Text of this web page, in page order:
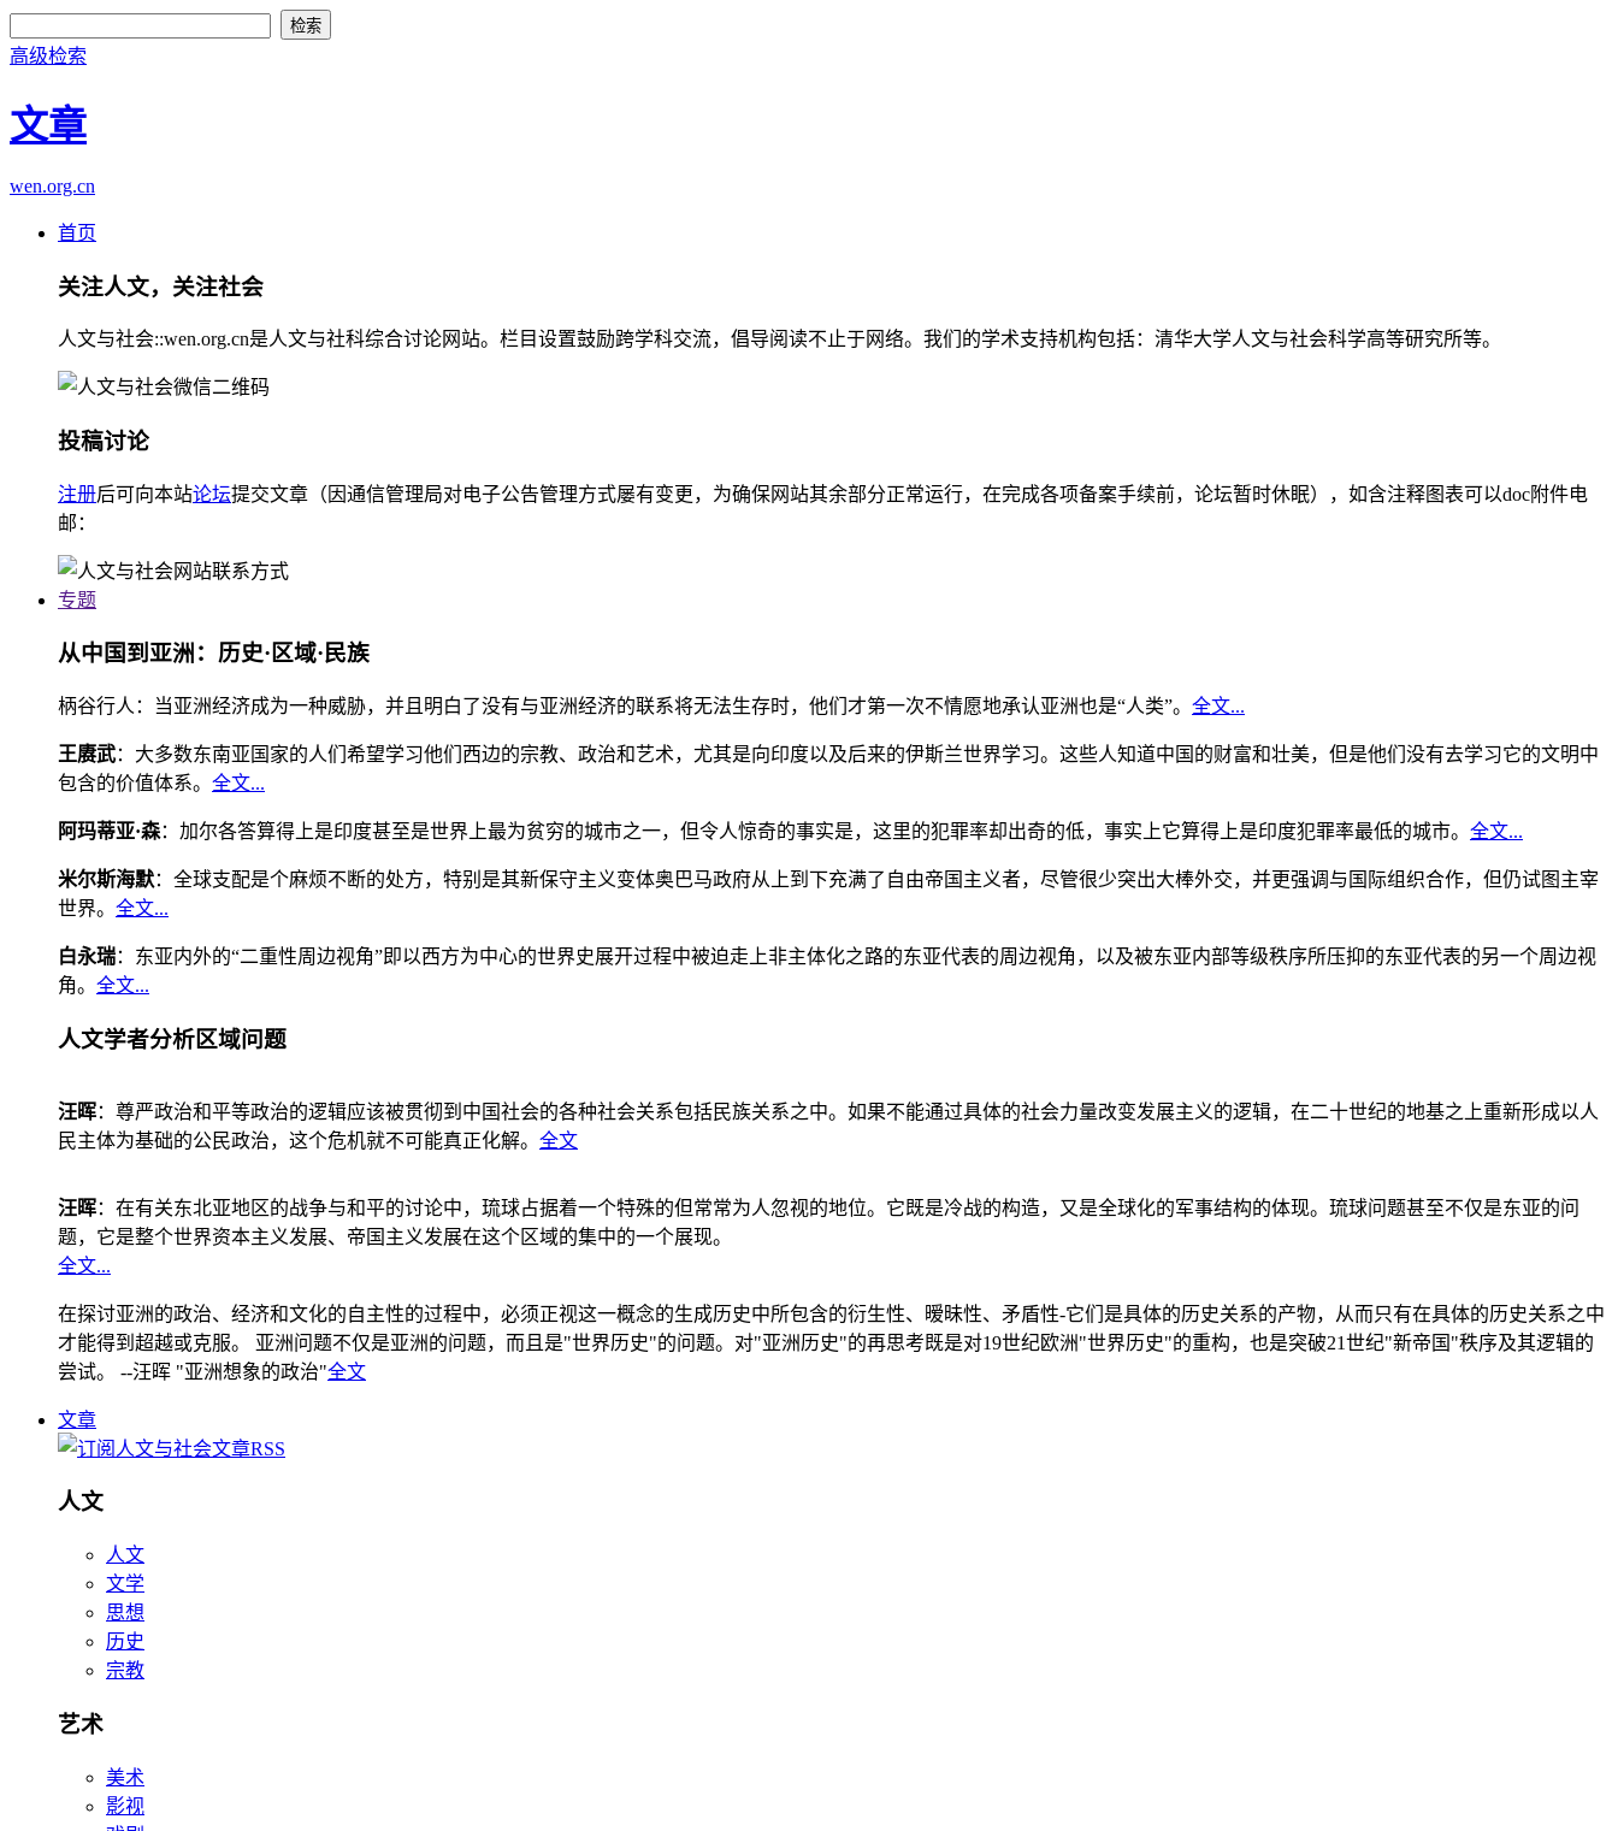
高级检索
文章
wen.org.cn
首页
关注人文，关注社会
人文与社会::wen.org.cn是人文与社科综合讨论网站。栏目设置鼓励跨学科交流，倡导阅读不止于网络。我们的学术支持机构包括：清华大学人文与社会科学高等研究所等。
投稿讨论
注册后可向本站论坛提交文章（因通信管理局对电子公告管理方式屡有变更，为确保网站其余部分正常运行，在完成各项备案手续前，论坛暂时休眠），如含注释图表可以doc附件电
邮：
专题
从中国到亚洲：历史·区域·民族
柄谷行人：当亚洲经济成为一种威胁，并且明白了没有与亚洲经济的联系将无法生存时，他们才第一次不情愿地承认亚洲也是“人类”。 全文...
王赓武：大多数东南亚国家的人们希望学习他们西边的宗教、政治和艺术，尤其是向印度以及后来的伊斯兰世界学习。这些人知道中国的财富和壮美，但是他们没有去学习它的文明中
包含的价值体系。 全文...
阿玛蒂亚·森：加尔各答算得上是印度甚至是世界上最为贫穷的城市之一，但令人惊奇的事实是，这里的犯罪率却出奇的低，事实上它算得上是印度犯罪率最低的城市。 全文...
米尔斯海默：全球支配是个麻烦不断的处方，特别是其新保守主义变体奥巴马政府从上到下充满了自由帝国主义者，尽管很少突出大棒外交，并更强调与国际组织合作，但仍试图主宰
世界。 全文...
白永瑞：东亚内外的“二重性周边视角”即以西方为中心的世界史展开过程中被迫走上非主体化之路的东亚代表的周边视角，以及被东亚内部等级秩序所压抑的东亚代表的另一个周边视
角。 全文...
人文学者分析区域问题
汪晖：尊严政治和平等政治的逻辑应该被贯彻到中国社会的各种社会关系包括民族关系之中。如果不能通过具体的社会力量改变发展主义的逻辑，在二十世纪的地基之上重新形成以人
民主体为基础的公民政治，这个危机就不可能真正化解。 全文
汪晖：在有关东北亚地区的战争与和平的讨论中，琉球占据着一个特殊的但常常为人忽视的地位。它既是冷战的构造，又是全球化的军事结构的体现。琉球问题甚至不仅是东亚的问
题，它是整个世界资本主义发展、帝国主义发展在这个区域的集中的一个展现。
全文...
在探讨亚洲的政治、经济和文化的自主性的过程中，必须正视这一概念的生成历史中所包含的衍生性、暧昧性、矛盾性-它们是具体的历史关系的产物，从而只有在具体的历史关系之中
才能得到超越或克服。 亚洲问题不仅是亚洲的问题，而且是"世界历史"的问题。对"亚洲历史"的再思考既是对19世纪欧洲"世界历史"的重构，也是突破21世纪"新帝国"秩序及其逻辑的
尝试。 --汪晖 "亚洲想象的政治"全文
文章
人文
人文
文学
思想
历史
宗教
艺术
美术
影视